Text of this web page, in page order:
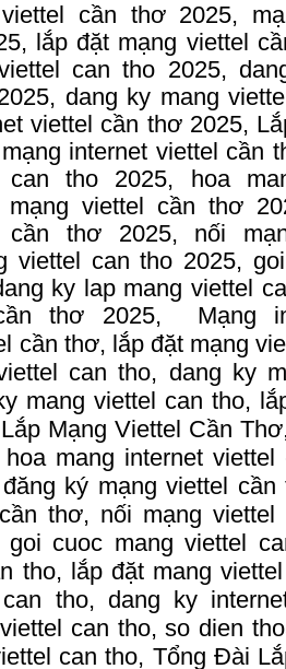
cần thơ 2025,
lắp đặt mạng viettel
can tho 2025,
dang ky mang
viettel cần thơ 2025,
internet viettel cần
can tho 2025, hoa
mạng viettel cần thơ
cần thơ 2025, nối
viettel can tho 2025,
ky lap mang viettel
thơ 2025,
Mạng
cần thơ, lắp đặt mạng
can tho, dang ky
mang viettel can tho,
Mạng Viettel Cần
mang internet viettel
ký mạng viettel
thơ, nối mạng
goi cuoc mang viettel
tho, lắp đặt mang
tho, dang ky
can tho, so dien
can tho, Tổng Đài